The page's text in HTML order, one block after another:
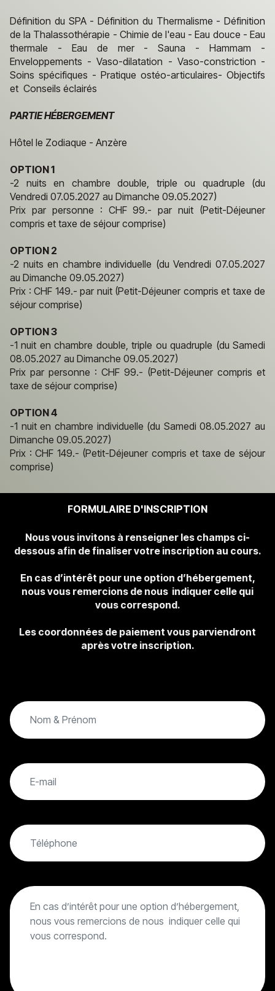
Définition du SPA - Définition du Thermalisme - Définition
de la Thalassothérapie - Chimie de l'eau - Eau douce - Eau
thermale - Eau de mer - Sauna - Hammam -
Enveloppements - Vaso-dilatation - Vaso-constriction -
Soins spécifiques - Pratique ostéo-articulaires- Objectifs
et Conseils éclairés
PARTIE HÉBERGEMENT
Hôtel le Zodiaque - Anzère
OPTION 1
-2 nuits en chambre double, triple ou quadruple (du
Vendredi 07.05.2027 au Dimanche 09.05.2027)
Prix par personne : CHF 99.- par nuit (Petit-Déjeuner
compris et taxe de séjour comprise)
OPTION 2
-2 nuits en chambre individuelle (du Vendredi 07.05.2027
au Dimanche 09.05.2027)
Prix : CHF 149.- par nuit (Petit-Déjeuner compris et taxe de
séjour comprise)
OPTION 3
-1 nuit en chambre double, triple ou quadruple (du Samedi
08.05.2027 au Dimanche 09.05.2027)
Prix par personne : CHF 99.- (Petit-Déjeuner compris et
taxe de séjour comprise)
OPTION 4
-1 nuit en chambre individuelle (du Samedi 08.05.2027 au
Dimanche 09.05.2027)
Prix : CHF 149.- (Petit-Déjeuner compris et taxe de séjour
comprise)
FORMULAIRE D'INSCRIPTION
Nous vous invitons à renseigner les champs ci-
dessous afin de finaliser votre inscription au cours.
En cas d’intérêt pour une option d’hébergement,
nous vous remercions de nous indiquer celle qui
vous correspond.
Les coordonnées de paiement vous parviendront
après votre inscription.